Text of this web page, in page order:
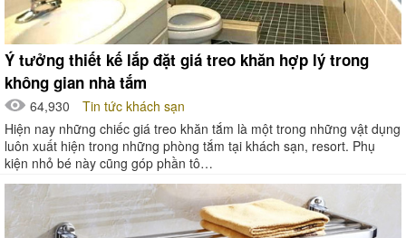
Ý tưởng thiết kế lắp đặt giá treo khăn hợp lý trong
không gian nhà tắm
64,930
Tin tức khách sạn
Hiện nay những chiếc giá treo khăn tắm là một trong những vật dụng
luôn xuất hiện trong những phòng tắm tại khách sạn, resort. Phụ
kiện nhỏ bé này cũng góp phần tô…